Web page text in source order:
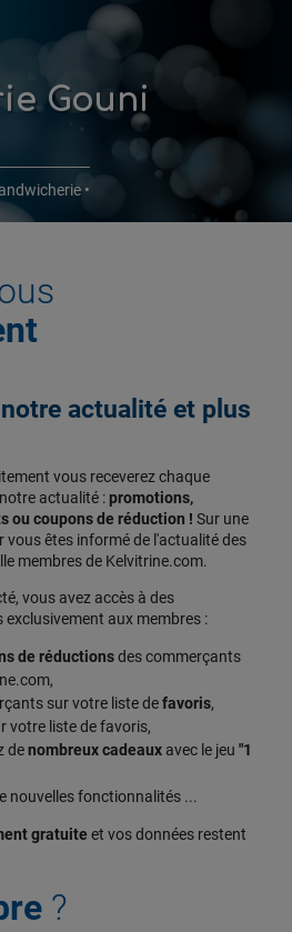
Gouni
•
actualité et plus
vous receverez chaque
actualité :promotions,
ou coupons de réduction ! Sur une
vous êtes informé de l'actualité des
membres de Kelvitrine.com.
vous avez accès à des
aux membres :
de réductionsdes commerçants
sur votre liste defavoris,
votre liste de favoris,
denombreux cadeauxavec le jeu "1
nouvelles fonctionnalités ...
gratuite et vos données restent
?